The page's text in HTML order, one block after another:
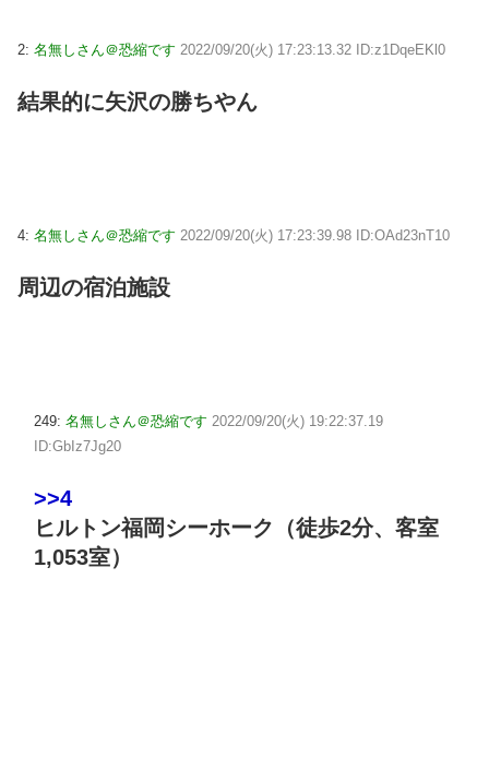
2: 名無しさん＠恐縮です 2022/09/20(火) 17:23:13.32 ID:z1DqeEKl0
結果的に矢沢の勝ちやん
4: 名無しさん＠恐縮です 2022/09/20(火) 17:23:39.98 ID:OAd23nT10
周辺の宿泊施設
249: 名無しさん＠恐縮です 2022/09/20(火) 19:22:37.19
ID:GbIz7Jg20
>>4
ヒルトン福岡シーホーク（徒歩2分、客室
1,053室）